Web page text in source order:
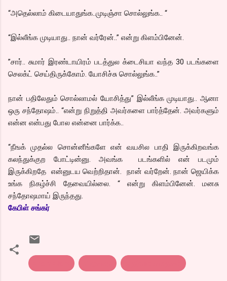
“அதெல்லாம் கிடையாதுங்க..முடிஞ்சா சொல்லுங்க.. “
“இல்லீங்க முடியாது.. நான் வர்ரேன்..” என்று கிளம்பினேன்.
”சார்.. சுமார் இரண்டாயிரம் படத்துல க்டைசியா வந்த 30 படங்களை
செலக்ட் செய்திருக்கோம். யோசிச்சு சொல்லுங்க..”
நான் பதிலேதும் சொல்லாமல் யோசித்து” இல்லீங்க முடியாது.. ஆனா
ஒரு சந்தோஷம்.. “என்று நிறுத்தி அவர்களை பார்த்தேன். அவர்களும்
என்ன என்பது போல என்னை பார்க்க..
“நீஙக் முதல்ல சொன்னீங்களே என் வயசில பாதி இருக்கிறவங்க
கலந்துக்குற போட்டின்னு. அவங்க படங்களில் என் படமும்
இருக்கிறதே என்னுடய வெற்றிதான். நான் வர்றேன். நான் ஜெயிக்க
உங்க நிகழ்ச்சி தேவையில்லை. “ என்று கிளம்பினேன். மனசு
சந்தோஷமாய் இருந்தது.
கேபிள் சங்கர்